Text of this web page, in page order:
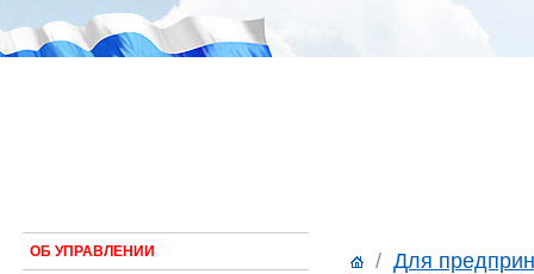
ОБ УПРАВЛЕНИИ / Для